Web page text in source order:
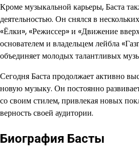
Кроме музыкальной карьеры, Баста
деятельностью. Он снялся в
«Ёлки», «Режиссер» и «Движение
основателем и владельцем лейбла
объединяет молодых талантливых
Сегодня Баста продолжает активно
новую музыку. Он постоянно
со своим стилем, привлекая новых
верность своей аудитории.
Биография Басты